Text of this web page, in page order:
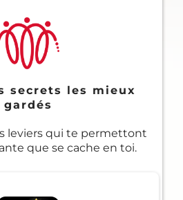
secrets les mieux
gardés
leviers qui te permettont
que se cache en toi.